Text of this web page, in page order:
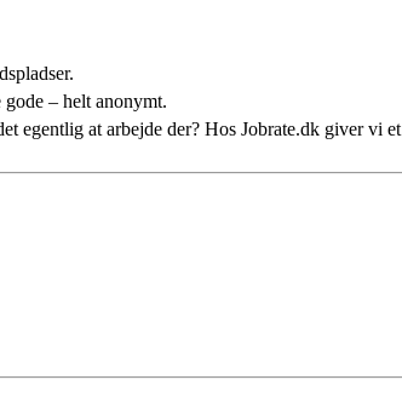
– helt anonymt.
at arbejde der? Hos Jobrate.dk giver vi